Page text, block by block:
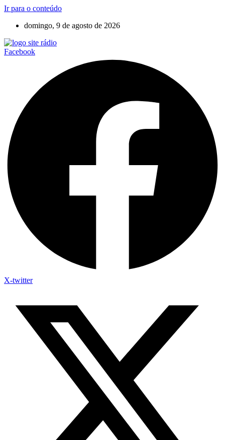
Ir para o conteúdo
domingo, 9 de agosto de 2026
Facebook
X-twitter